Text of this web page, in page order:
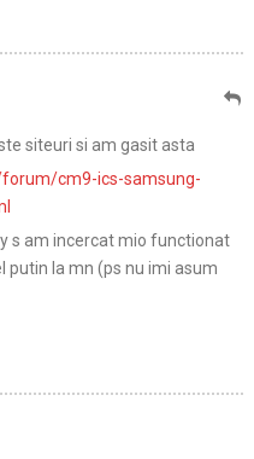
siteuri si am gasit asta
cm9-ics-samsung-
s am incercat mio functionat
putin la mn (ps nu imi asum